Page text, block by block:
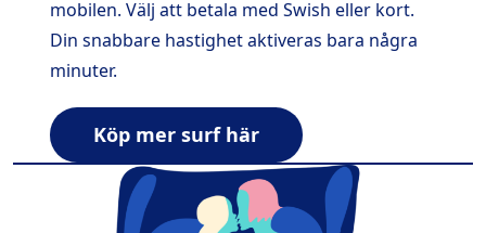
mobilen. Välj att betala med Swish eller kort.
Din snabbare hastighet aktiveras bara några
minuter.
Köp mer surf här